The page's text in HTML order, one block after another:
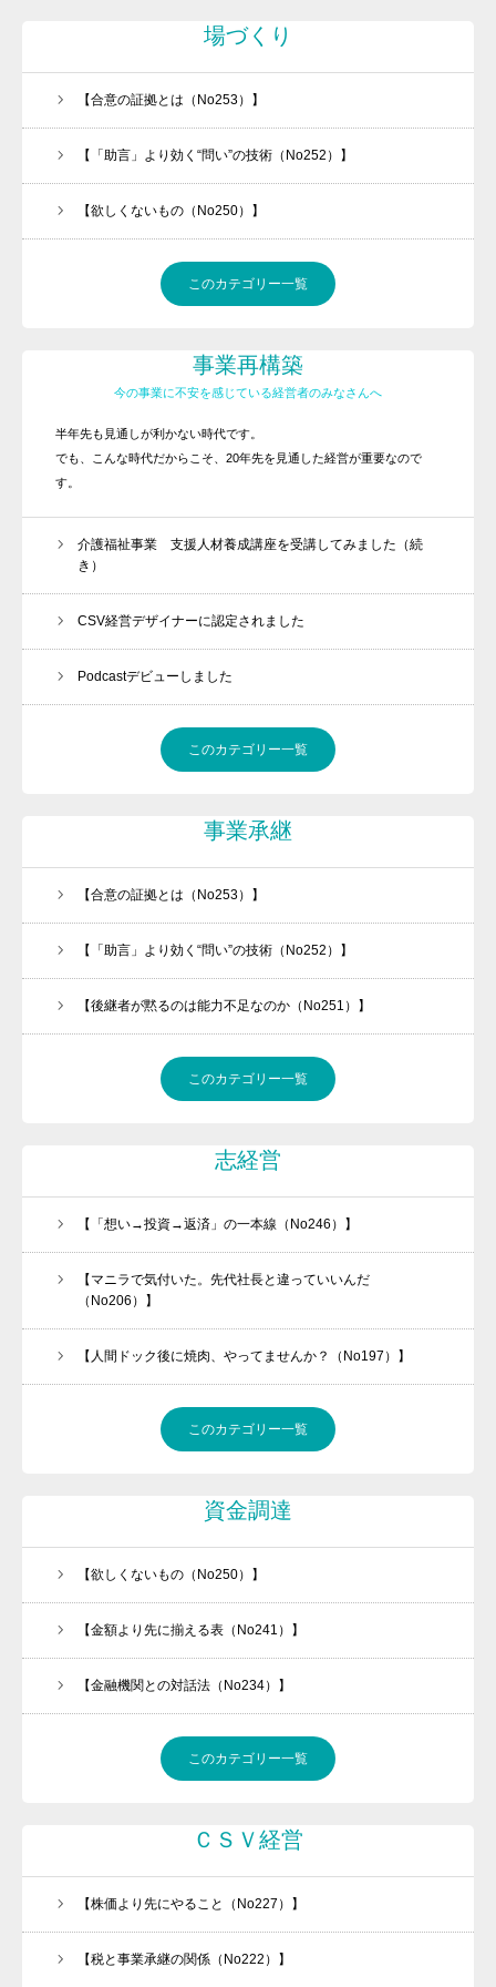
場づくり
【合意の証拠とは（No253）】
【「助言」より効く“問い”の技術（No252）】
【欲しくないもの（No250）】
このカテゴリー一覧
事業再構築
今の事業に不安を感じている経営者のみなさんへ
半年先も見通しが利かない時代です。
でも、こんな時代だからこそ、20年先を見通した経営が重要なので
す。
介護福祉事業 支援人材養成講座を受講してみました（続
き）
CSV経営デザイナーに認定されました
Podcastデビューしました
このカテゴリー一覧
事業承継
【合意の証拠とは（No253）】
【「助言」より効く“問い”の技術（No252）】
【後継者が黙るのは能力不足なのか（No251）】
このカテゴリー一覧
志経営
【「想い→投資→返済」の一本線（No246）】
【マニラで気付いた。先代社長と違っていいんだ
（No206）】
【人間ドック後に焼肉、やってませんか？（No197）】
このカテゴリー一覧
資金調達
【欲しくないもの（No250）】
【金額より先に揃える表（No241）】
【金融機関との対話法（No234）】
このカテゴリー一覧
ＣＳＶ経営
【株価より先にやること（No227）】
【税と事業承継の関係（No222）】